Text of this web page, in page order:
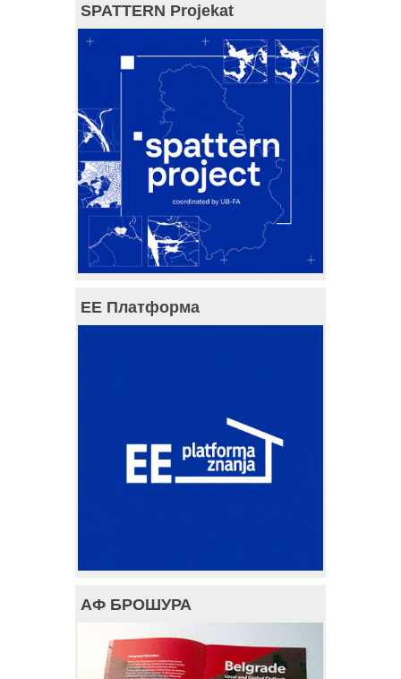
SPATTERN Projekat
ЕЕ Платформа
АФ БРОШУРА